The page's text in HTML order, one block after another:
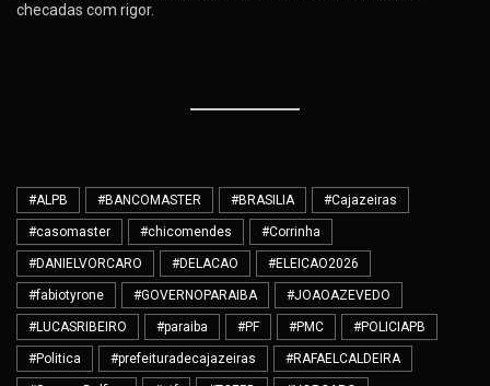
checadas com rigor.
#ALPB #BANCOMASTER #BRASILIA #Cajazeiras
#casomaster #chicomendes #Corrinha
#DANIELVORCARO #DELACAO #ELEICAO2026
#fabiotyrone #GOVERNOPARAIBA #JOAOAZEVEDO
#LUCASRIBEIRO #paraiba #PF #PMC #POLICIAPB
#Politica #prefeituradecajazeiras #RAFAELCALDEIRA